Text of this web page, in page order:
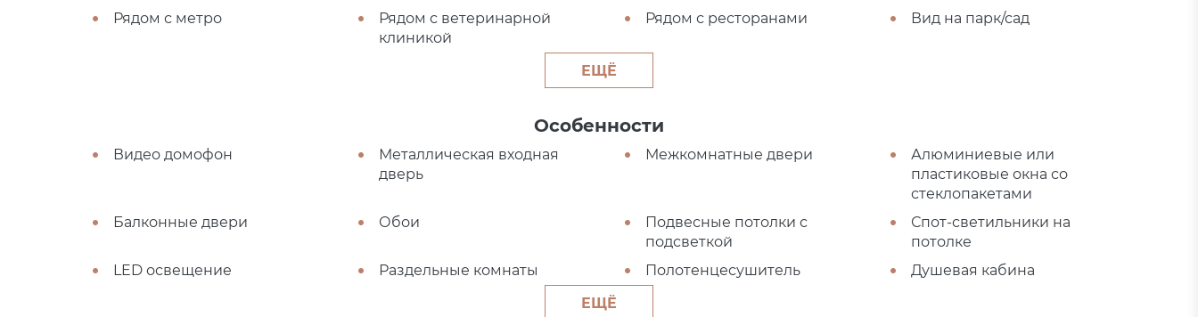
Рядом с метро
Рядом с ветеринарной
клиникой
Рядом с ресторанами Вид на парк/сад
ЕЩЁ
Особенности
Видео домофон
Металлическая входная
дверь
Межкомнатные двери
Алюминиевые или
пластиковые окна со
стеклопакетами
Балконные двери
Обои
Подвесные потолки с
подсветкой
Спот-светильники на
потолке
LED освещение
Раздельные комнаты Полотенцесушитель
Душевая кабина
ЕЩЁ